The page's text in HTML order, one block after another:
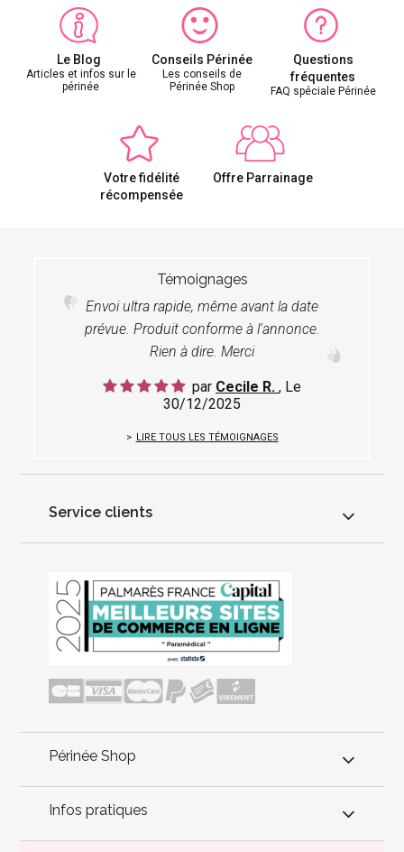
Le Blog
Articles et infos sur le
périnée
Conseils Périnée
Les conseils de
Périnée Shop
Questions
fréquentes
FAQ spéciale Périnée
Votre fidélité
récompensée
Offre Parrainage
Témoignages
Envoi ultra rapide, même avant la date
prévue. Produit conforme à l'annonce.
Rien à dire. Merci
par Cecile R. , Le
30/12/2025
LIRE TOUS LES TÉMOIGNAGES
Service clients
Périnée Shop
Infos pratiques